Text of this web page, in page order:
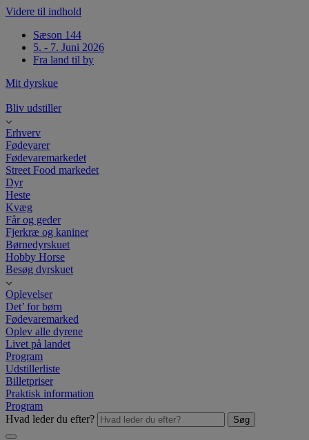
Videre til indhold
Sæson 144
5. - 7. Juni 2026
Fra land til by
Mit dyrskue
Bliv udstiller
Erhverv
Fødevarer
Fødevaremarkedet
Street Food markedet
Dyr
Heste
Kvæg
Får og geder
Fjerkræ og kaniner
Børnedyrskuet
Hobby Horse
Besøg dyrskuet
Oplevelser
Det’ for børn
Fødevaremarked
Oplev alle dyrene
Livet på landet
Program
Udstillerliste
Billetpriser
Praktisk information
Program
Hvad leder du efter?
Søg